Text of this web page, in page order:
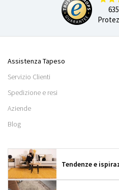
Assistenza Tapeso
Servizio Clienti
Spedizione e resi
Aziende
Blog
Tendenze e